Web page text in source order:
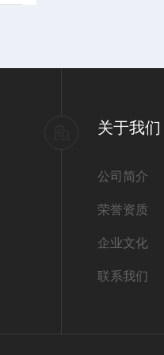
关于我们
公司简介
荣誉资质
企业文化
联系我们